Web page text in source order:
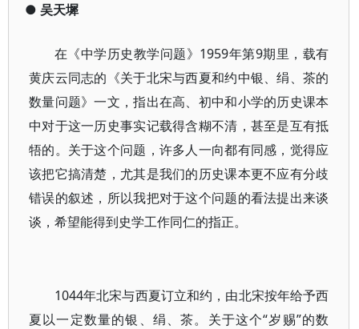
● 吴天墀
在《中学历史教学问题》1959年第9期里，载有
黄庆云同志的《关于北宋与西夏和约中银、绢、茶的
数量问题》一文，指出在高、初中和小学的历史课本
中对于这一历史事实记载得含糊不清，甚至是互有抵
牾的。关于这个问题，许多人一向都有同感，觉得应
该把它搞清楚，尤其是我们的历史课本更不应有分歧
错误的叙述，所以我把对于这个问题的看法提出来谈
谈，希望能得到史学工作同仁的指正。
1044年北宋与西夏订立和约，由北宋按年给予西
夏以一定数量的银、绢、茶。关于这个“岁赐”的数